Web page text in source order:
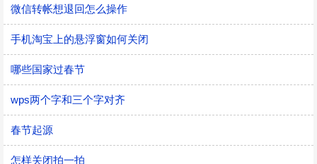
微信转帐想退回怎么操作
手机淘宝上的悬浮窗如何关闭
哪些国家过春节
wps两个字和三个字对齐
春节起源
怎样关闭拍一拍